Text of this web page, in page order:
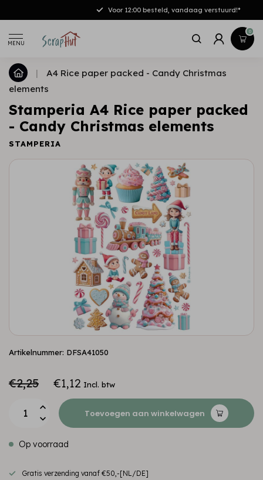
Gratis verzending vanaf €50,-[NL/DE]
MENU
0
|
A4 Rice paper packed - Candy Christmas
elements
Stamperia A4 Rice paper packed
- Candy Christmas elements
STAMPERIA
Artikelnummer: DFSA41050
€2,25 €1,12 Incl. btw
Toevoegen aan winkelwagen
Op voorraad
Gratis verzending vanaf €50,-[NL/DE]